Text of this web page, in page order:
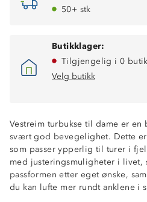
50+ stk
Butikklager:
Tilgjengelig i 0
Velg butikk
Vestreim turbukse til dame er en
svært god bevegelighet. Dette
som passer ypperlig til turer i
med justeringsmuligheter i livet,
passformen etter eget ønske,
du kan lufte mer rundt anklene i
To glidelåslommer i front
En glidelåslomme på siden
Beltehemper
Trykknapp i front
Borrelåsstramming,
Glidelåsåpning nederst